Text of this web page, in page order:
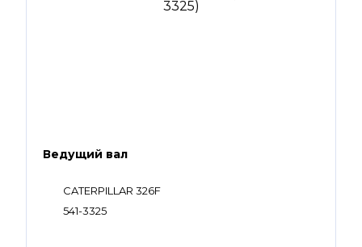
Ведущий вал
CATERPILLAR 326F
541-3325